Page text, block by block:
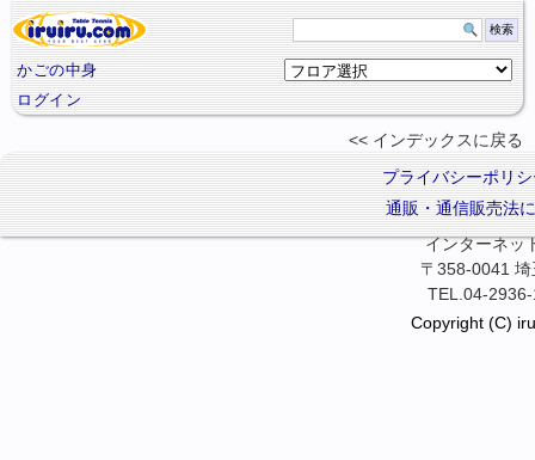
かごの中身
ログイン
インデックスに 戻る
プライバシーポリ
通販・通信販売法
インターネッ
〒358-0041
TEL.04-
Copyright (C)